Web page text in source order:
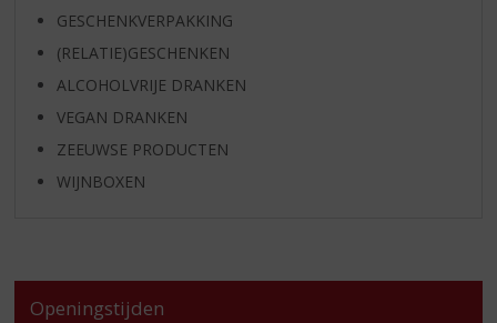
GESCHENKVERPAKKING
(RELATIE)GESCHENKEN
ALCOHOLVRIJE DRANKEN
VEGAN DRANKEN
ZEEUWSE PRODUCTEN
WIJNBOXEN
Openingstijden